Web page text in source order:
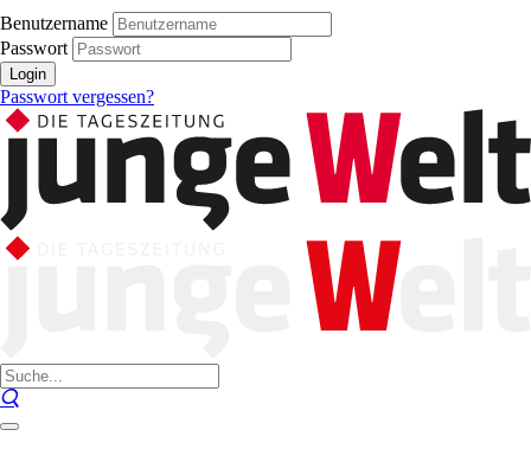
Benutzername
Passwort
Login
Passwort vergessen?